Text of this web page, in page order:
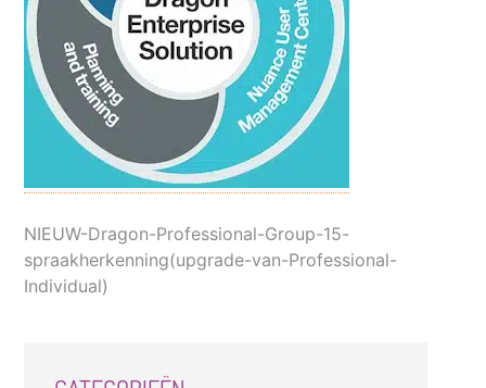
NIEUW-Dragon-Professional-Group-15-
spraakherkenning(upgrade-van-Professional-
Individual)